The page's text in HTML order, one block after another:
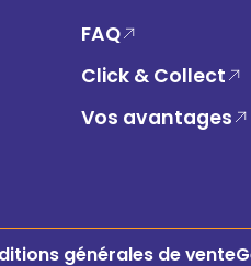
FAQ
Click & Collect
Vos avantages
générales de vente